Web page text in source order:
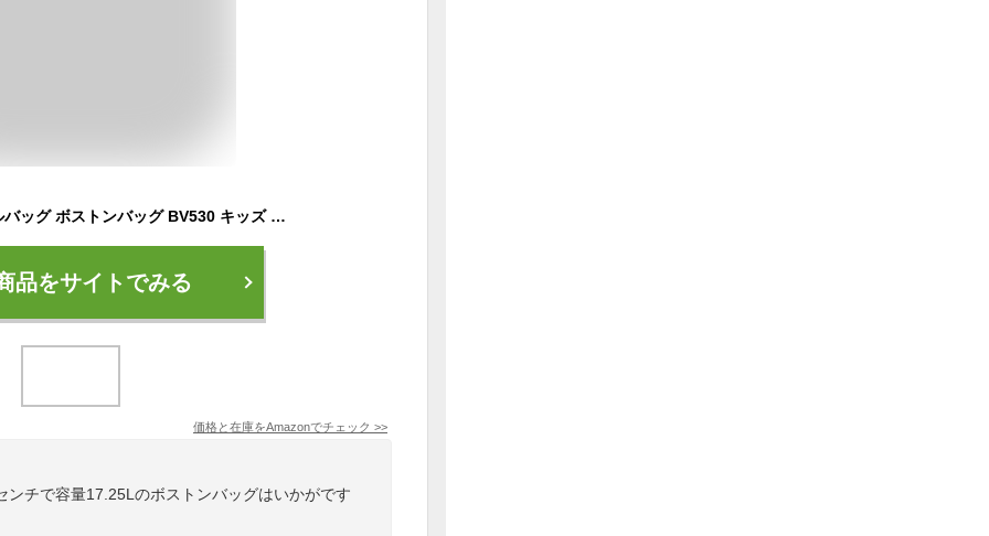
[アディダス] ダッフルバッグ ボストンバッグ BV530 キッズ ブラック(IB0365)
品をサイトでみる
価格と在庫をAmazonでチェック >>
チで容量17.25Lのボストンバッグはいかがです